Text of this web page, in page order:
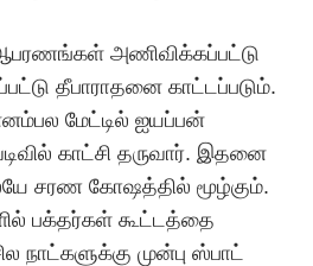
அணிவிக்கப்பட்டு
தீபாராதனை காட்டப்படும்.
மேட்டில் ஐயப்பன்
காட்சி தருவார். இதனை
சரண கோஷத்தில் மூழ்கும்.
பக்தர்கள் கூட்டத்தை
நாட்களுக்கு முன்பு ஸ்பாட்